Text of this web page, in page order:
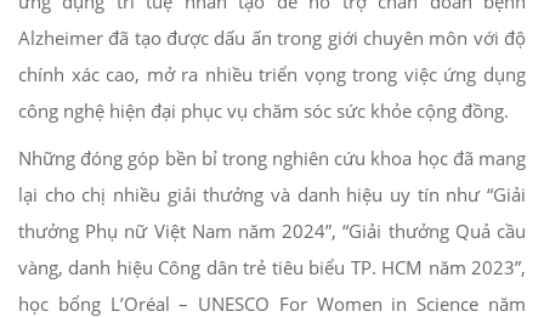
Alzheimer đã tạo được dấu ấn trong giới chuyên môn với độ
chính xác cao, mở ra nhiều triển vọng trong việc ứng dụng
công nghệ hiện đại phục vụ chăm sóc sức khỏe cộng đồng.
Những đóng góp bền bỉ trong nghiên cứu khoa học đã mang
lại cho chị nhiều giải thưởng và danh hiệu uy tín như “Giải
thưởng Phụ nữ Việt Nam năm 2024”, “Giải thưởng Quả cầu
vàng, danh hiệu Công dân trẻ tiêu biểu TP. HCM năm 2023”,
học bổng L’Oréal – UNESCO For Women in Science năm